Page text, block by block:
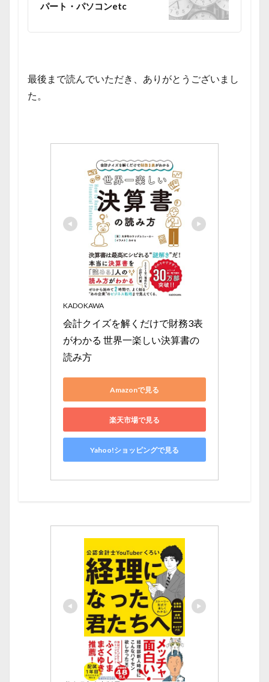
パート・パソコンetc
最後まで読んでいただき、ありがとうございまし
た。
KADOKAWA
会計クイズを解くだけで財務3表
がわかる 世界一楽しい決算書の
読み方
Amazonで見る
楽天市場で見る
Yahoo!ショッピングで見る